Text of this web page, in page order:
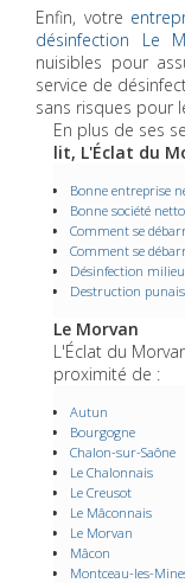
Enfin, votre
désinfection Le
nuisibles pour
service de
sans risques pour
En plus de ses
lit, L'Éclat du
Bonne entreprise
Bonne société
Comment se
Comment se
Désinfection
Destruction
Le Morvan
L'Éclat du
proximité de :
Autun
Bourgogne
Chalon-sur-Saône
Le Chalonnais
Le Creusot
Le Mâconnais
Le Morvan
Mâcon
Montceau-les-